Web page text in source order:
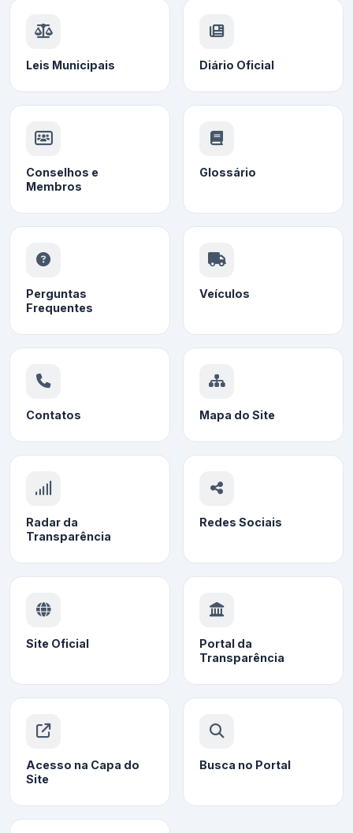
Leis Municipais Diário Oficial
Conselhos e
Membros
Glossário
Perguntas
Frequentes
Veículos
Contatos Mapa do Site
Radar da
Transparência
Redes Sociais
Site Oficial
Portal da
Transparência
Acesso na Capa do
Site
Busca no Portal